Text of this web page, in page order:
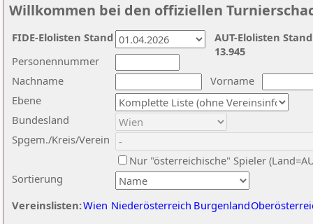
Willkommen bei den offiziellen
Nachname
Vorname
Ebene
Sortierung
Personennummer
Bundesland
Spgem./Kreis/Verein
Nur "österreichische" Spieler
Vereinslisten:Wien Niederösterreich Burgenland
AUT-Elolisten
13.945
FIDE-Elolisten Stand